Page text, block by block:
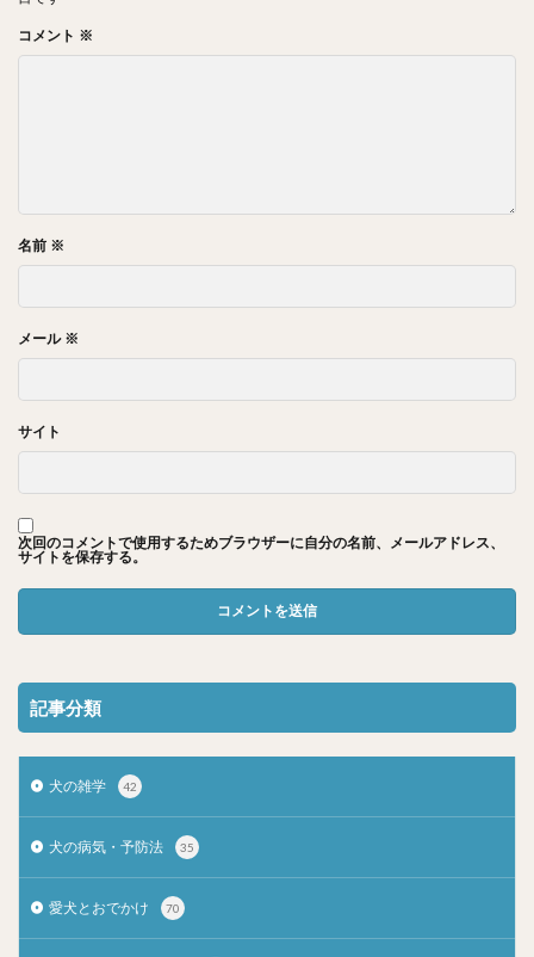
コメント ※
名前 ※
メール ※
サイト
次回のコメントで使用するためブラウザーに自分の名前、メールアドレス、
サイトを保存する。
記事分類
犬の雑学 42
犬の病気・予防法 35
愛犬とおでかけ 70